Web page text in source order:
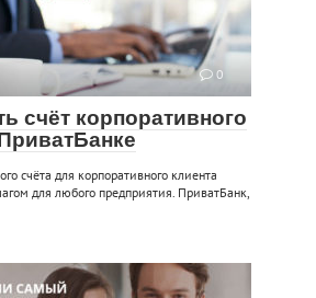
0
счёт корпоративного
счёта для корпоративного клиента
для любого предприятия. ПриватБанк,